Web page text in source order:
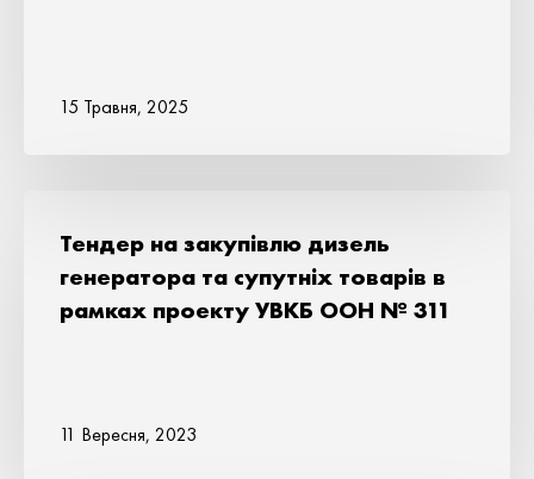
15 Травня, 2025
Тендер на закупівлю дизель
генератора та супутніх товарів в
рамках проекту УВКБ ООН № 311
11 Вересня, 2023